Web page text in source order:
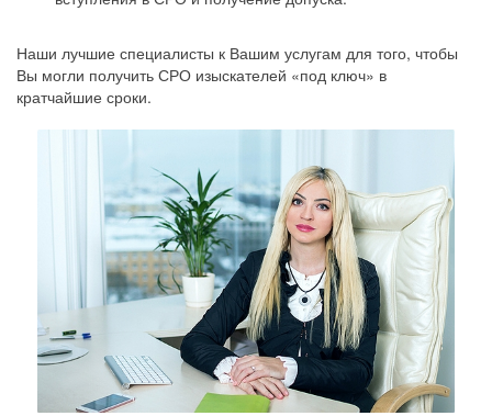
Наши лучшие специалисты к Вашим услугам для того, чтобы
Вы могли получить СРО изыскателей «под ключ» в
кратчайшие сроки.